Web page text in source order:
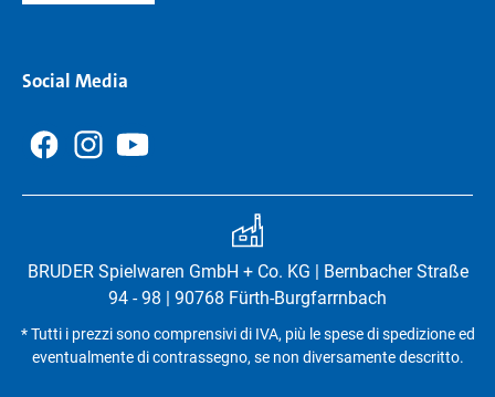
Social Media
BRUDER Spielwaren GmbH + Co. KG | Bernbacher Straße
94 - 98 | 90768 Fürth-Burgfarrnbach
* Tutti i prezzi sono comprensivi di IVA, più le spese di spedizione ed
eventualmente di contrassegno, se non diversamente descritto.